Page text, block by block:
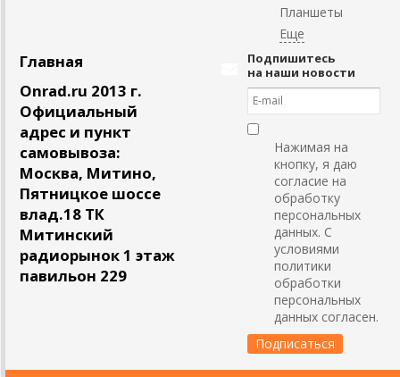
Планшеты
Главная
Onrad.ru 2013 г.
Официальный
адрес и пункт
самовывоза:
Москва, Митино,
Пятницкое шоссе
влад.18 ТК
Митинский
радиорынок 1 этаж
павильон 229
Подпишитесь
на наши новости
Нажимая на
кнопку, я даю
согласие на
обработку
персональных
данных. С
условиями
политики
обработки
персональных
данных согласен.